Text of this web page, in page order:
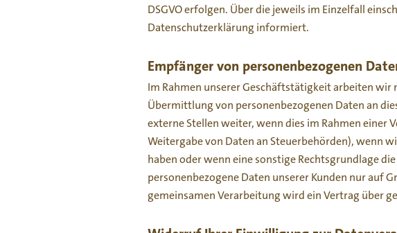
DSGVO erfolgen. Über die jeweils im Einzelfall
Datenschutzerklärung informiert.
Empfänger von personenbezogenen
Im Rahmen unserer Geschäftstätigkeit arbeiten wir
Übermittlung von personenbezogenen Daten an
externe Stellen weiter, wenn dies im Rahmen
Weitergabe von Daten an Steuerbehörden), wenn
haben oder wenn eine sonstige Rechtsgrundlage
personenbezogene Daten unserer Kunden nur auf
gemeinsamen Verarbeitung wird ein Vertrag über